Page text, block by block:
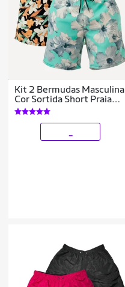
Kit 2 Bermudas Masculina
Cor Sortida Short Praia
Tactel Estampado